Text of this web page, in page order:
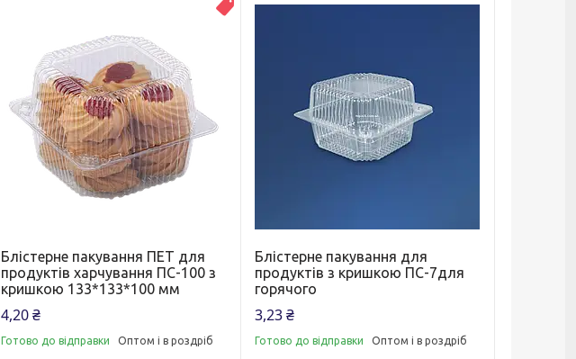
ТОП ПРОДАЖУ
Блістерне пакування ПЕТ для
продуктів харчування ПС-100 з
кришкою 133*133*100 мм
4,20 ₴
Готово до відправки Оптом і в роздріб
Блістерне пакування для
продуктів з кришкою ПС-7для
горячого
3,23 ₴
Готово до відправки Оптом і в роздріб